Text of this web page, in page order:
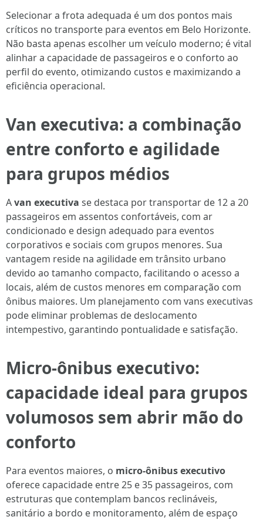
Selecionar a frota adequada é um dos pontos mais
críticos no transporte para eventos em Belo Horizonte.
Não basta apenas escolher um veículo moderno; é vital
alinhar a capacidade de passageiros e o conforto ao
perfil do evento, otimizando custos e maximizando a
eficiência operacional.
Van executiva: a combinação
entre conforto e agilidade
para grupos médios
Avan executiva se destaca por transportar de 12 a 20
passageiros em assentos confortáveis, com ar
condicionado e design adequado para eventos
corporativos e sociais com grupos menores. Sua
vantagem reside na agilidade em trânsito urbano
devido ao tamanho compacto, facilitando o acesso a
locais, além de custos menores em comparação com
ônibus maiores. Um planejamento com vans executivas
pode eliminar problemas de deslocamento
intempestivo, garantindo pontualidade e satisfação.
Micro-ônibus executivo:
capacidade ideal para grupos
volumosos sem abrir mão do
conforto
Para eventos maiores, o micro-ônibus executivo
oferece capacidade entre 25 e 35 passageiros, com
estruturas que contemplam bancos reclináveis,
sanitário a bordo e monitoramento, além de espaço